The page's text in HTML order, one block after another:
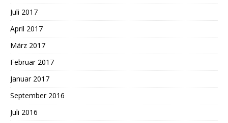
Juli 2017
April 2017
März 2017
Februar 2017
Januar 2017
September 2016
Juli 2016